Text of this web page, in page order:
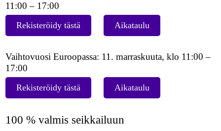
11:00 – 17:00
Rekisteröidy tästä Aikataulu
Vaihtovuosi Euroopassa: 11. marraskuuta, klo 11:00 –
17:00
Rekisteröidy tästä Aikataulu
100 % valmis seikkailuun